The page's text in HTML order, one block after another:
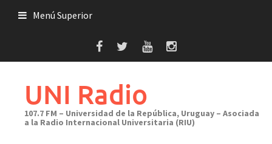
Menú Superior
UNI Radio
107.7 FM – Universidad de la República, Uruguay – Asociada
a la Radio Internacional Universitaria (RIU)